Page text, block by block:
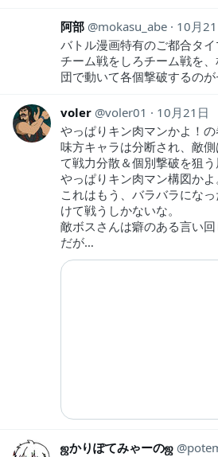
阿部 mokasu_abe
10月
バトル漫画特有のご都合タ
チーム戦をしろチーム戦を
団で動いて各個撃破するの
voler voler01
10月21日
やっぱりキン肉マンかよ！の
味方キャラは分断され、敵
て戦力分散＆個別撃破を狙う
やっぱりキン肉マン構図かよ
これはもう、バラバラにな
けて戦うしかないな。
敵ボスさんは癖のある言い
だが…
ஜかりぽてみゃーのஜ